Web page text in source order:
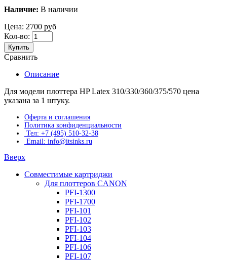
Наличие: В наличии
Цена: 2700 руб
Кол-во:
Купить
Сравнить
Описание
Для модели плоттера HP Latex 310/330/360/375/570 цена
указана за 1 штуку.
Оферта и соглашения
Политика конфиденциальности
Тел: +7 (495) 510-32-38
Email: info@itsinks.ru
Вверх
Совместимые картриджи
Для плоттеров CANON
PFI-1300
PFI-1700
PFI-101
PFI-102
PFI-103
PFI-104
PFI-106
PFI-107